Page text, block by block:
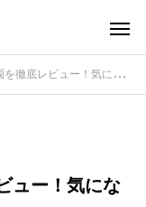
ュー！気になる治安や魅力を紹介
ュー！気にな